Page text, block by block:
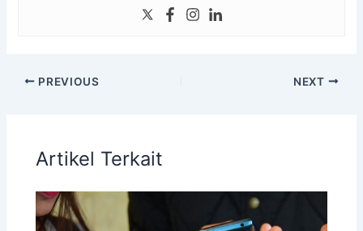
PREVIOUS NEXT
Artikel Terkait